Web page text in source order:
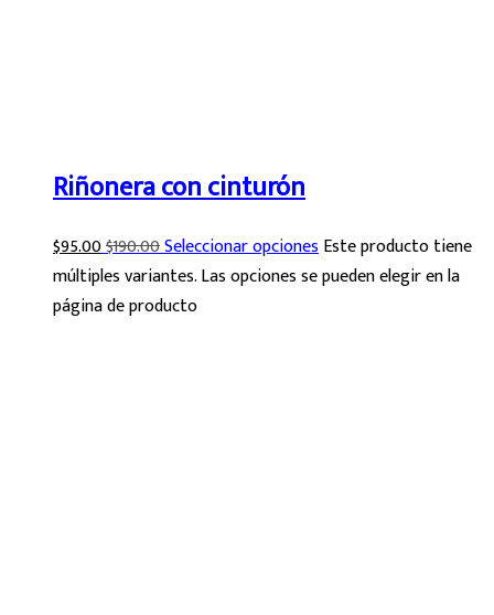
Riñonera con cinturón
$95.00$190.00Seleccionar opcionesEste producto tiene
múltiples variantes. Las opciones se pueden elegir en la
página de producto